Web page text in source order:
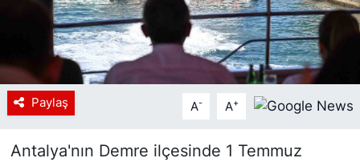
Paylaş A- A+
Antalya'nın Demre ilçesinde 1 Temmuz
Haberde insan
Tanıtım